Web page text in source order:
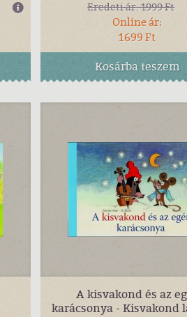
Eredeti ár:1999 Ft
Online ár:
1699 Ft
Kosárbateszem
A kisvakond és az
karácsonya - Kisvakond